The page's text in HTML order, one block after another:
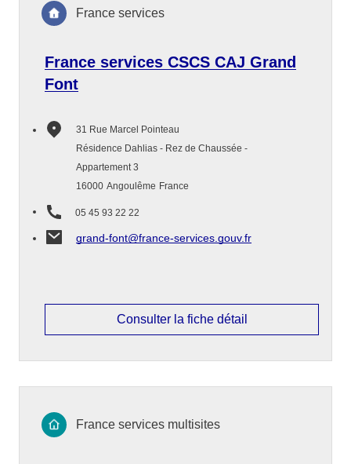
France services CSCS CAJ Grand
Font
31 Rue Marcel Pointeau
Résidence Dahlias - Rez de Chaussée -
Appartement 3
16000 Angoulême France
05 45 93 22 22
grand-font@france-services.gouv.fr
France services
Consulter la fiche détail
France services multisites